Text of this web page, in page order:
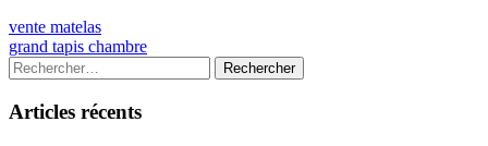
Navigation
de
l’article
Previous
article:
vente matelas
Next
article:
grand tapis chambre
Colonne
latérale
principale
Rechercher :
Articles récents